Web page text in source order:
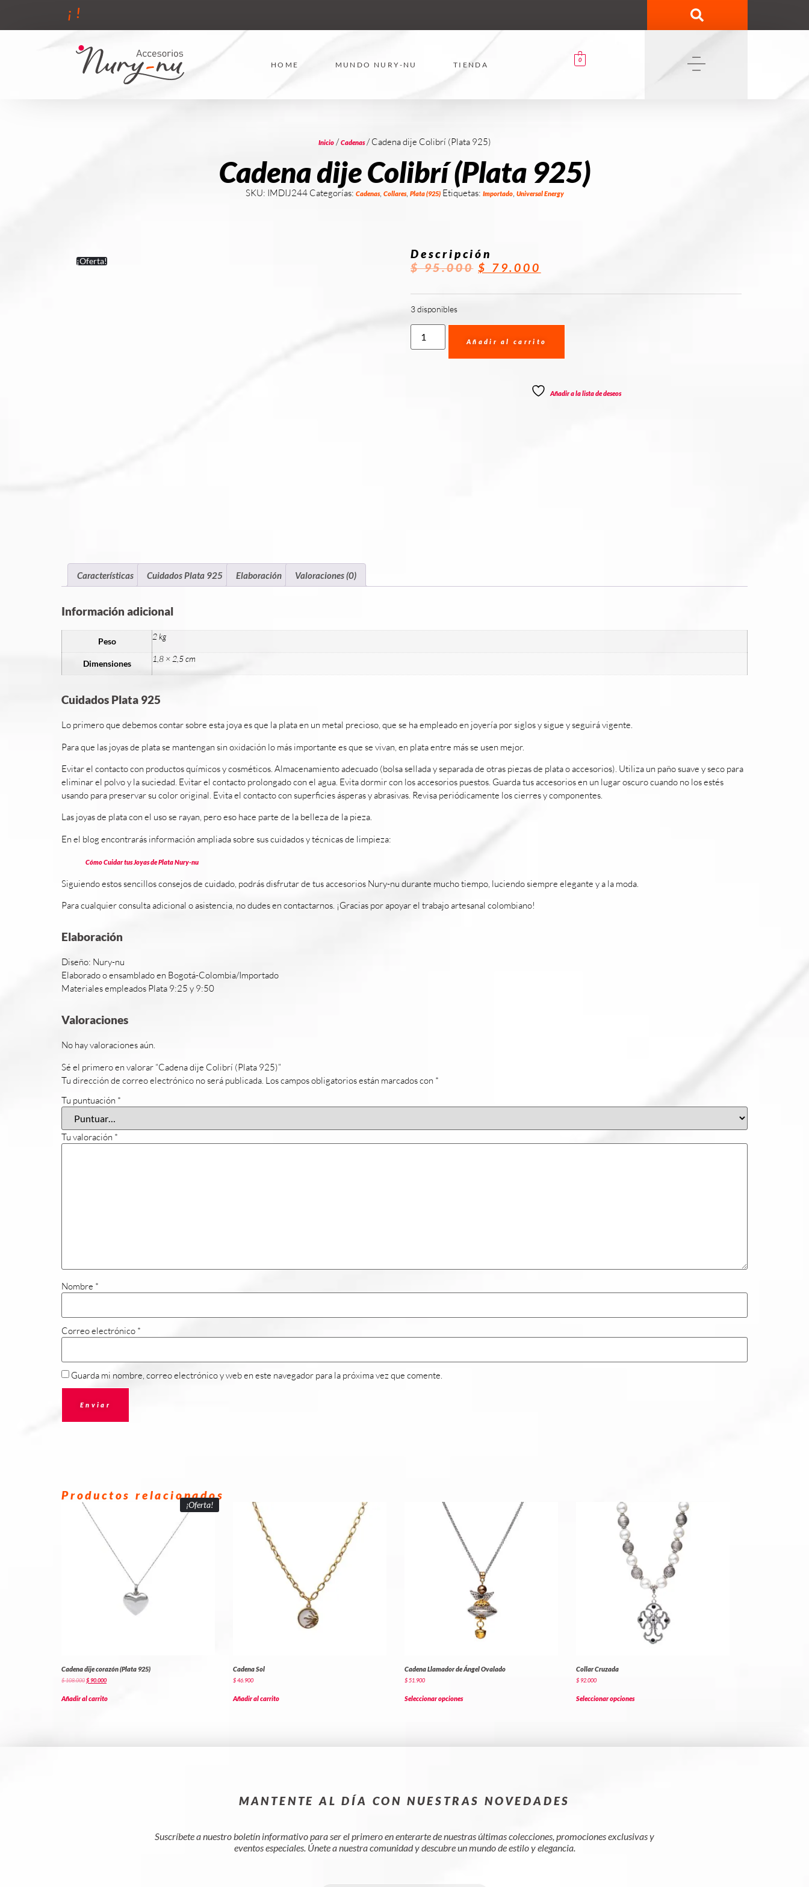
¡ !
HOME MUNDO NURY-NU TIENDA
0
Inicio/Cadenas/ Cadena dije Colibrí (Plata 925)
Cadena dije Colibrí (Plata 925)
SKU: IMDIJ244 Categorías: Cadenas, Collares, Plata (925) Etiquetas: Importado, Universal Energy
¡Oferta!
Descripción
$95.000 $ 79.000
3 disponibles
Añadir al carrito
Añadir a la lista de deseos
Características Cuidados Plata 925 Elaboración Valoraciones (0)
Información adicional
Peso 2 kg
Dimensiones 1,8 × 2,5 cm
Cuidados Plata 925
Lo primero que debemos contar sobre esta joya es que la plata en un metal precioso, que se ha empleado en joyería por siglos y sigue y seguirá vigente.
Para que las joyas de plata se mantengan sin oxidación lo más importante es que se vivan, en plata entre más se usen mejor.
Evitar el contacto con productos químicos y cosméticos. Almacenamiento adecuado (bolsa sellada y separada de otras piezas de plata o accesorios). Utiliza un paño suave y seco para
eliminar el polvo y la suciedad. Evitar el contacto prolongado con el agua. Evita dormir con los accesorios puestos. Guarda tus accesorios en un lugar oscuro cuando no los estés
usando para preservar su color original. Evita el contacto con superficies ásperas y abrasivas. Revisa periódicamente los cierres y componentes.
Las joyas de plata con el uso se rayan, pero eso hace parte de la belleza de la pieza.
En el blog encontrarás información ampliada sobre sus cuidados y técnicas de limpieza:
Cómo Cuidar tus Joyas de Plata Nury-nu
Siguiendo estos sencillos consejos de cuidado, podrás disfrutar de tus accesorios Nury-nu durante mucho tiempo, luciendo siempre elegante y a la moda.
Para cualquier consulta adicional o asistencia, no dudes en contactarnos. ¡Gracias por apoyar el trabajo artesanal colombiano!
Elaboración
Diseño: Nury-nu
Elaborado o ensamblado en Bogotá-Colombia/Importado
Materiales empleados Plata 9:25 y 9:50
Valoraciones
No hay valoraciones aún.
Sé el primero en valorar “Cadena dije Colibrí (Plata 925)”
Tu dirección de correo electrónico no será publicada. Los campos obligatorios están marcados con *
Tu puntuación *
Tu valoración *
Nombre *
Correo electrónico *
Guarda mi nombre, correo electrónico y web en este navegador para la próxima vez que comente.
Productos relacionados
¡Oferta!
Cadena dije corazón (Plata 925)
$108.000$ 90.000
Añadir al carrito
Cadena Sol
$46.900
Añadir al carrito
Cadena Llamador de Ángel Ovalado
$51.900
Seleccionar opciones
Collar Cruzada
$ 92.000
Seleccionar opciones
MANTENTE AL DÍA CON NUESTRAS NOVEDADES
Suscríbete a nuestro boletín informativo para ser el primero en enterarte de nuestras últimas colecciones, promociones exclusivas y
eventos especiales. Únete a nuestra comunidad y descubre un mundo de estilo y elegancia.